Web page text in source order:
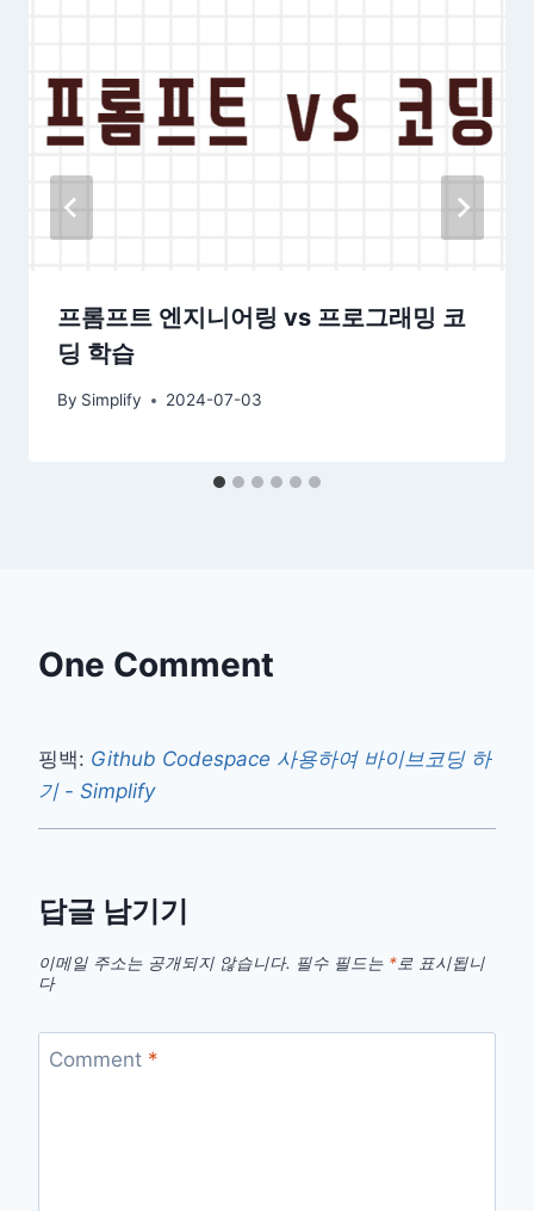
프롬프트 엔지니어링 vs 프로그래밍 코
딩 학습
By Simplify 2024-07-03
One Comment
핑백: Github Codespace 사용하여 바이브코딩 하
기 - Simplify
답글 남기기
이메일 주소는 공개되지 않습니다. 필수 필드는 *로 표시됩니
다
Comment *